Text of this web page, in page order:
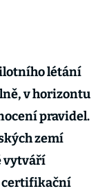
létání
v horizontu
pravidel.
zemí
vytváří
certifikační